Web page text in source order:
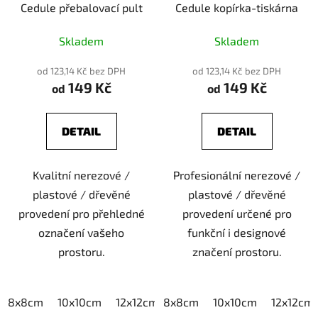
Cedule přebalovací pult
Skladem
od 123,14 Kč bez DPH
od 149 Kč
DETAIL
Kvalitní nerezové /
plastové / dřevěné
provedení pro přehledné
označení vašeho
prostoru.
8x8cm 10x10cm 12x12cm 15x15cm 20x20cm
Cedule kopírka-tiskárna
Skladem
od 123,14 Kč bez DPH
od 149 Kč
DETAIL
Profesionální nerezové /
plastové / dřevěné
provedení určené pro
funkční i designové
značení prostoru.
8x8cm 10x10cm 12x12cm